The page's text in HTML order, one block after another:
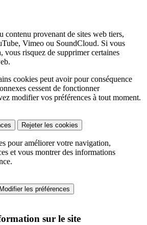
contenu provenant de sites web tiers,
Vimeo ou SoundCloud. Si vous
vous risquez de supprimer certaines
cookies peut avoir pour conséquence
cessent de fonctionner
modifier vos préférences à tout moment.
Rejeter les cookies
pour améliorer votre navigation,
et vous montrer des informations
Modifier les préférences
sur le site